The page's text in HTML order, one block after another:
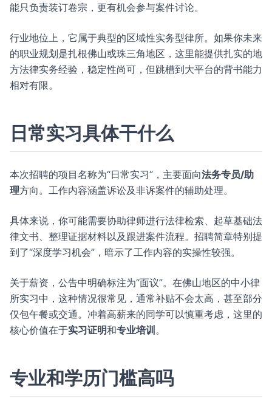
能只负责装订卷宗，更有机会参与案件讨论。
行业地位上，它属于典型的区域性实务型律所。如果你未来
的职业规划是扎根佛山或珠三角地区，这里能提供扎实的地
方法律实务经验，稳定性尚可，但跳槽到大平台的背书能力
相对有限。
日常实习具体干什么
本次招聘的项目名称为“日常实习”，主要面向法务专员/助
理方向。工作内容涵盖诉讼及非诉案件的辅助处理。
具体来说，你可能需要协助律师进行法律检索、起草基础法
律文书、整理证据材料以及跟进案件流程。招聘简章特别提
到了“深度学习机会”，暗示了工作内容的实操性较强。
关于薪资，公告中明确标注为“面议”。在佛山地区的中小律
所实习中，这种情况很常见，通常补贴不会太高，甚至部分
仅包午餐或交通。冲着高薪来的同学可以慎重考虑，这里的
核心价值在于实习证明和专业培训 。
专业和学历门槛高吗